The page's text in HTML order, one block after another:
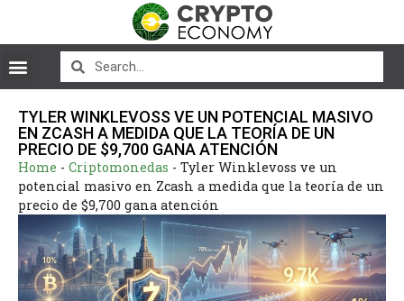
TYLER WINKLEVOSS VE UN POTENCIAL MASIVO
EN ZCASH A MEDIDA QUE LA TEORÍA DE UN
PRECIO DE $9,700 GANA ATENCIÓN
Home - Criptomonedas - Tyler Winklevoss ve un
potencial masivo en Zcash a medida que la teoría de un
precio de $9,700 gana atención